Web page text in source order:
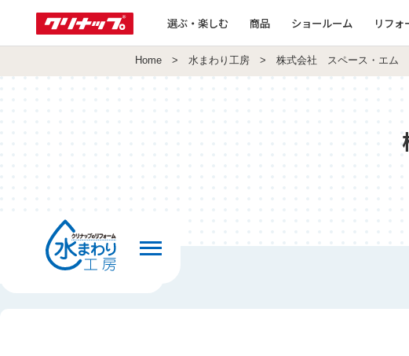
選ぶ・楽しむ 商品 ショールーム リフォ
Home > 水まわり工房 > 株式会社 スペース・エム
前の画面へ戻る